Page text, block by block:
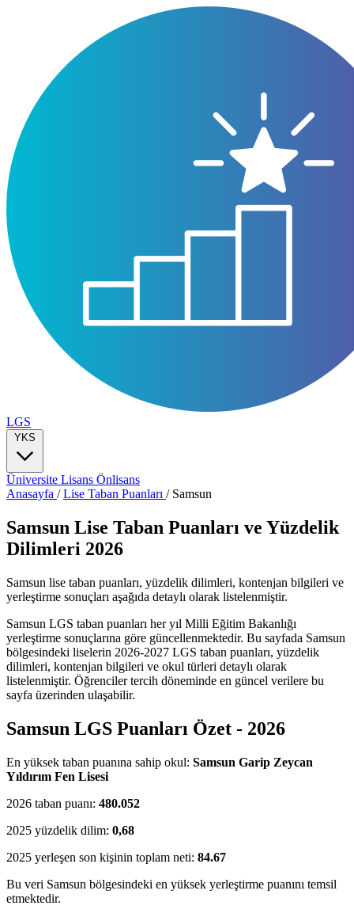
LGS
YKS
Üniversite Lisans Önlisans
Anasayfa /Lise Taban Puanları / Samsun
Samsun Lise Taban Puanları ve Yüzdelik
Dilimleri 2026
Samsun lise taban puanları, yüzdelik dilimleri, kontenjan bilgileri ve
yerleştirme sonuçları aşağıda detaylı olarak listelenmiştir.
Samsun LGS taban puanları her yıl Milli Eğitim Bakanlığı
yerleştirme sonuçlarına göre güncellenmektedir. Bu sayfada Samsun
bölgesindeki liselerin 2026-2027 LGS taban puanları, yüzdelik
dilimleri, kontenjan bilgileri ve okul türleri detaylı olarak
listelenmiştir. Öğrenciler tercih döneminde en güncel verilere bu
sayfa üzerinden ulaşabilir.
Samsun LGS Puanları Özet - 2026
En yüksek taban puanına sahip okul: Samsun Garip Zeycan
Yıldırım Fen Lisesi
2026 taban puanı: 480.052
2025 yüzdelik dilim: 0,68
2025 yerleşen son kişinin toplam neti: 84.67
Bu veri Samsun bölgesindeki en yüksek yerleştirme puanını temsil
etmektedir.